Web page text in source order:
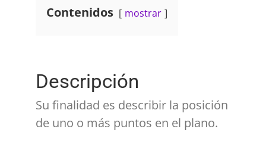
Contenidos mostrar
Descripción
Su finalidad es describir la posición
de uno o más puntos en el plano.